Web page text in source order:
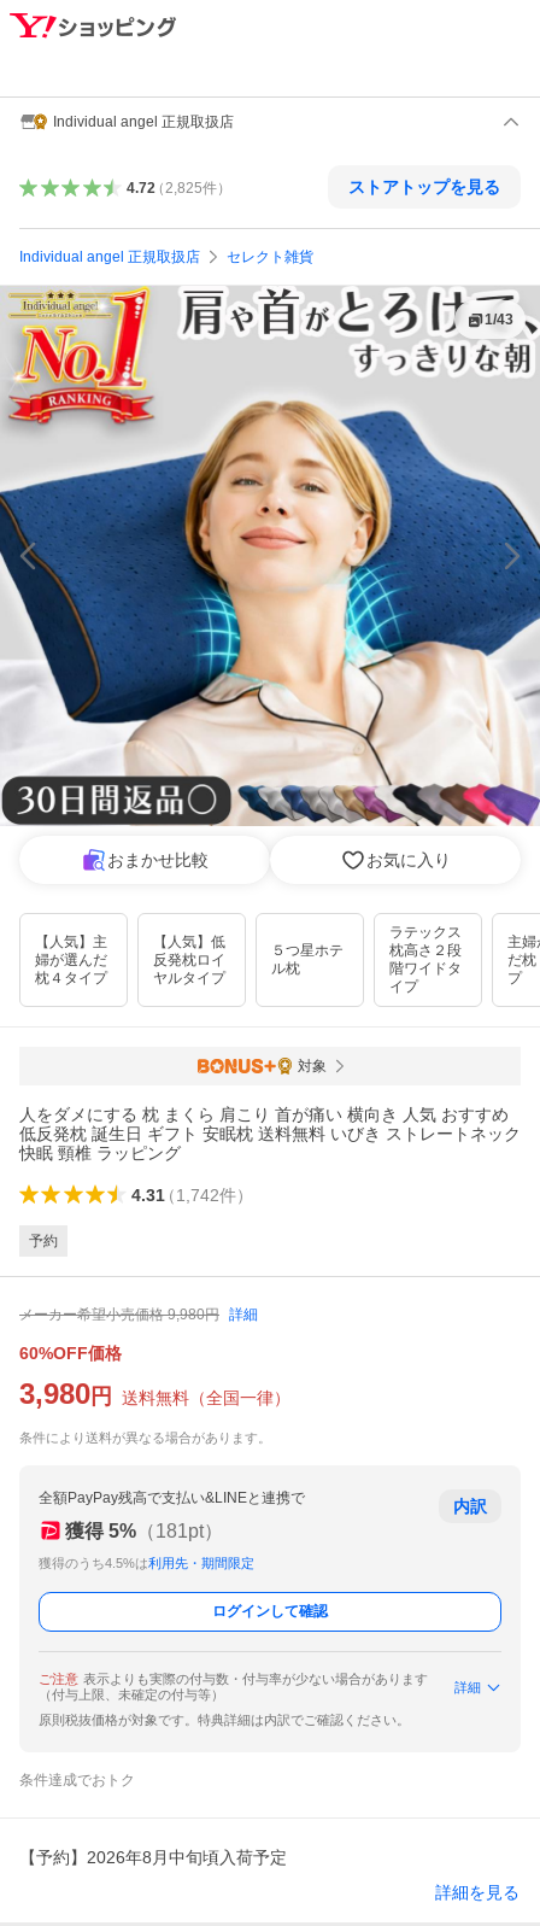
Individual angel 正規取扱店
4.72（ 2,825件） ストアトップを見る
Individual angel 正規取扱店 セレクト雑貨
1/43
おまかせ比較 お気に入り
【人気】主
婦が選んだ
枕４タイプ
【人気】低
反発枕ロイ
ヤルタイプ
５つ星ホテ
ル枕
ラテックス
枕高さ２段
階ワイドタ
イプ
主婦
だ枕
プ
対象
人をダメにする 枕 まくら 肩こり 首が痛い 横向き 人気 おすすめ
低反発枕 誕生日 ギフト 安眠枕 送料無料 いびき ストレートネック
快眠 頸椎 ラッピング
4.31（1,742件）
予約
メーカー希望小売価格 9,980円 詳細
60%OFF価格
3,980 円 送料無料 （全国一律）
条件により送料が異なる場合があります。
全額PayPay残高で支払い&LINEと連携で
獲得 5% （181pt）
獲得のうち4.5%は利用先・期間限定
内訳
ログインして確認
ご注意 表示よりも実際の付与数・付与率が少ない場合があります
（付与上限、未確定の付与等）
詳細
原則税抜価格が対象です。特典詳細は内訳でご確認ください。
条件達成でおトク
【予約】2026年8月中旬頃入荷予定
詳細を見る